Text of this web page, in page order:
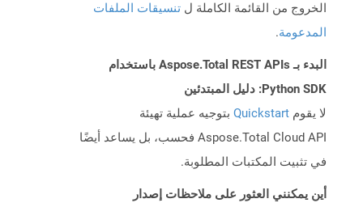
الخروج من القائمة الكاملة ل تنسيقات الملفات
المدعومة.
البدء بـ Aspose.Total REST APIs باستخدام
Python SDK: دليل المبتدئين
لا يقوم Quickstart بتوجيه عملية تهيئة
Aspose.Total Cloud API فحسب، بل يساعد أيضًا
في تثبيت المكتبات المطلوبة.
أين يمكنني العثور على ملاحظات إصدار